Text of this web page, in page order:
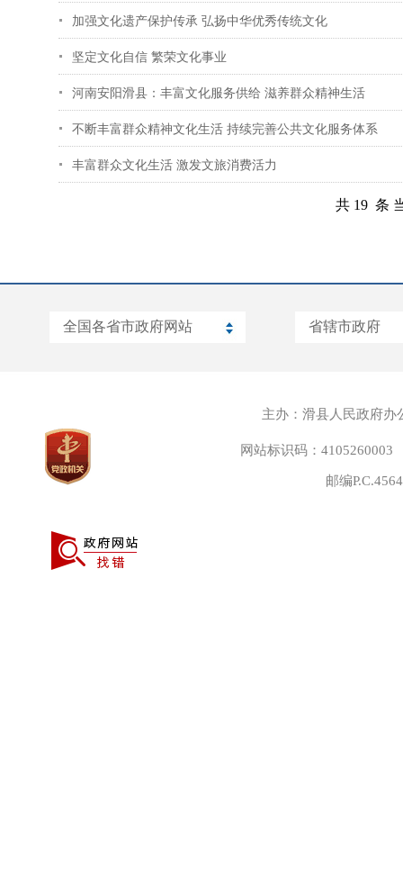
加强文化遗产保护传承 弘扬中华优秀传统文化
坚定文化自信 繁荣文化事业
河南安阳滑县：丰富文化服务供给 滋养群众精神生活
不断丰富群众精神文化生活 持续完善公共文化服务体系
丰富群众文化生活 激发文旅消费活力
共 19 条
主办：滑县人民政府办
网站标识码：4105260003
邮编